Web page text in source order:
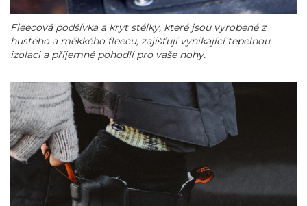
Fleecová podšívka a kryt stélky, které jsou vyrobené z
hustého a měkkého fleecu, zajišťují vynikající tepelnou
izolaci a příjemné pohodlí pro vaše nohy.